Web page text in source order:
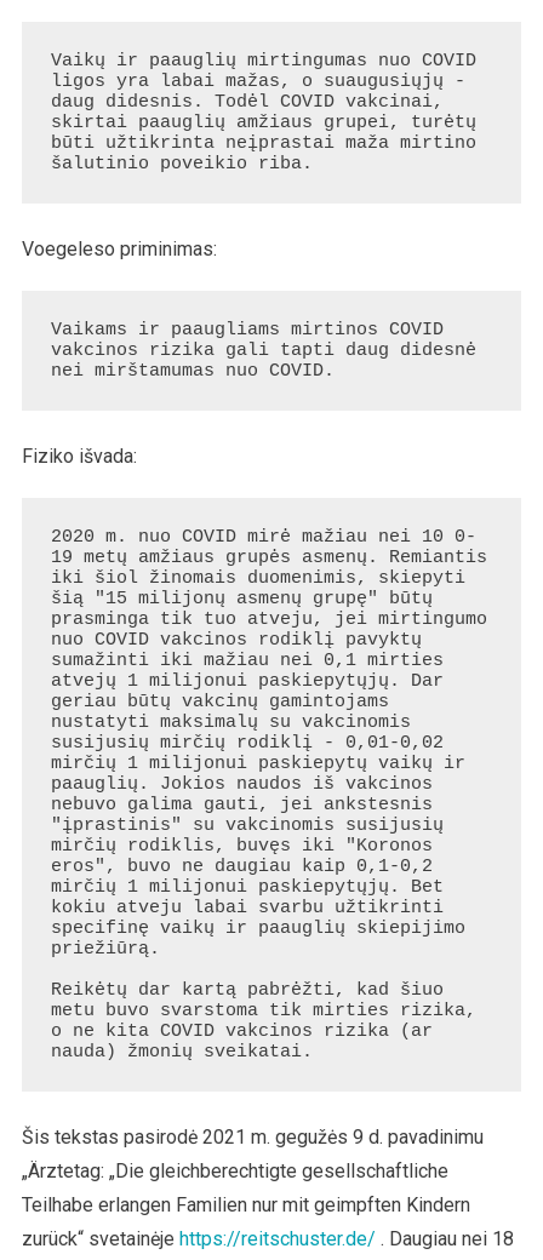
Vaikų ir paauglių mirtingumas nuo COVID
ligos yra labai mažas, o suaugusiųjų -
daug didesnis. Todėl COVID vakcinai,
skirtai paauglių amžiaus grupei, turėtų
būti užtikrinta neįprastai maža mirtino
šalutinio poveikio riba.
Voegeleso priminimas:
Vaikams ir paaugliams mirtinos COVID
vakcinos rizika gali tapti daug didesnė
nei mirštamumas nuo COVID.
Fiziko išvada:
2020 m. nuo COVID mirė mažiau nei 10 0-
19 metų amžiaus grupės asmenų. Remiantis
iki šiol žinomais duomenimis, skiepyti
šią "15 milijonų asmenų grupę" būtų
prasminga tik tuo atveju, jei mirtingumo
nuo COVID vakcinos rodiklį pavyktų
sumažinti iki mažiau nei 0,1 mirties
atvejų 1 milijonui paskiepytųjų. Dar
geriau būtų vakcinų gamintojams
nustatyti maksimalų su vakcinomis
susijusių mirčių rodiklį - 0,01-0,02
mirčių 1 milijonui paskiepytų vaikų ir
paauglių. Jokios naudos iš vakcinos
nebuvo galima gauti, jei ankstesnis
"įprastinis" su vakcinomis susijusių
mirčių rodiklis, buvęs iki "Koronos
eros", buvo ne daugiau kaip 0,1-0,2
mirčių 1 milijonui paskiepytųjų. Bet
kokiu atveju labai svarbu užtikrinti
specifinę vaikų ir paauglių skiepijimo
priežiūrą.
Reikėtų dar kartą pabrėžti, kad šiuo
metu buvo svarstoma tik mirties rizika,
o ne kita COVID vakcinos rizika (ar
nauda) žmonių sveikatai.
Šis tekstas pasirodė 2021 m. gegužės 9 d. pavadinimu
„Ärztetag: „Die gleichberechtigte gesellschaftliche
Teilhabe erlangen Familien nur mit geimpften Kindern
zurück“ svetainėje https://reitschuster.de/ . Daugiau nei 18